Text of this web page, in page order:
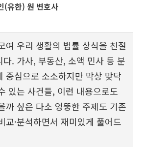
(유한) 원 변호사
여 우리 생활의 법률 상식을 친절
다. 가사, 부동산, 소액 민사 등 분
중심으로 소소하지만 막상 맞닥
있는 사건들, 이런 내용으로도
까 싶은 다소 엉뚱한 주제도 기존
교·분석하면서 재미있게 풀어드